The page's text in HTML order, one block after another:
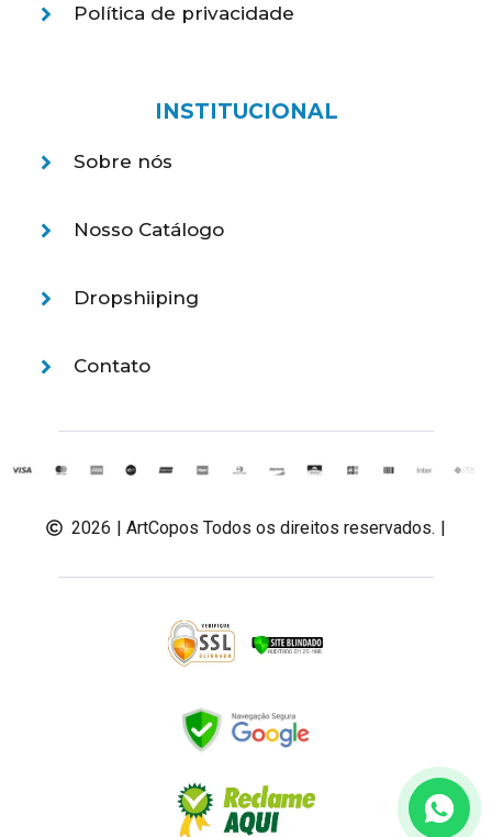
Política de privacidade
INSTITUCIONAL
Sobre nós
Nosso Catálogo
Dropshiiping
Contato
2026 | ArtCopos Todos os direitos reservados.